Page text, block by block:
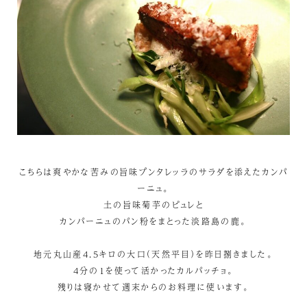
こちらは爽やかな苦みの旨味プンタレッラのサラダを添えたカンパ
ーニュ。
土の旨味菊芋のピュレと
カンパーニュのパン粉をまとった淡路島の鹿。
地元丸山産4.5キロの大口（天然平目）を昨日捌きました。
4分の1を使って活かったカルパッチョ。
残りは寝かせて週末からのお料理に使います。